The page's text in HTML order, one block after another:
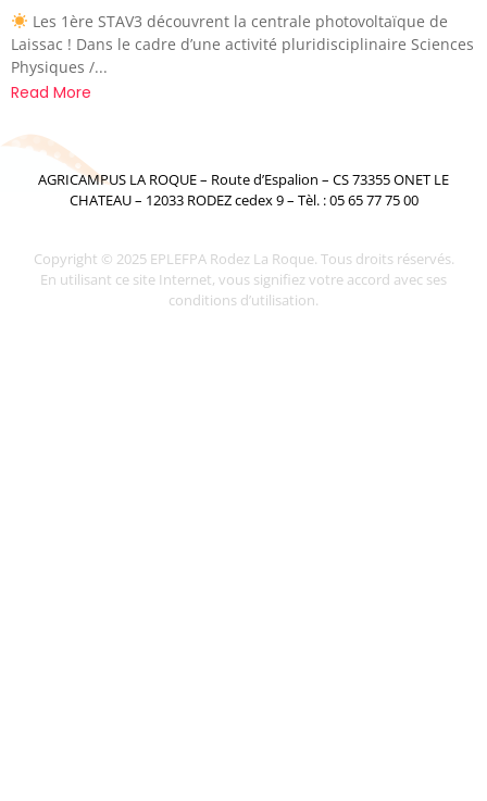
Les 1ère STAV3 découvrent la centrale photovoltaïque de
Laissac ! Dans le cadre d’une activité pluridisciplinaire Sciences
Physiques /...
Read More
AGRICAMPUS LA ROQUE – Route d’Espalion – CS 73355 ONET LE
CHATEAU – 12033 RODEZ cedex 9 – Tèl. : 05 65 77 75 00
Copyright © 2025 EPLEFPA Rodez La Roque. Tous droits réservés.
En utilisant ce site Internet, vous signifiez votre accord avec ses
conditions d’utilisation.